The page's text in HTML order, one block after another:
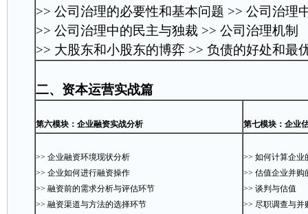
>> 公司治理的必要性和基本问题 >> 公司治理
>> 公司治理中的民主与独裁 >> 公司治理机制
>> 大股东和小股东的博弈 >> 负债的好处和最
二、资本运营实战篇
第六模块：企业融资实战分析 第七模块：企业
>> 企业融资环境现状分析
>> 企业如何进行融资操作
>> 融资前的需求分析与评估环节
>> 融资渠道与方法的选择环节
>> 如何计算企
>> 估值企业并购
>> 谈判与估值
>> 尽职调查与并